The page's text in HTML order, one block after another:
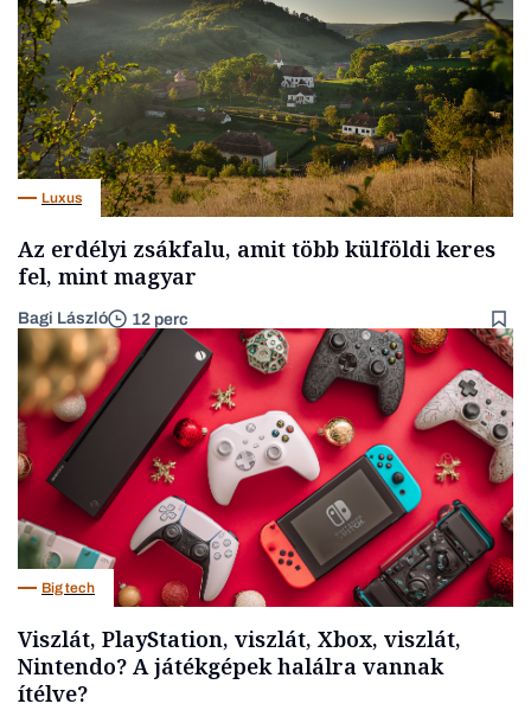
Luxus
Az erdélyi zsákfalu, amit több külföldi keres
fel, mint magyar
Bagi László 12 perc
Big tech
Viszlát, PlayStation, viszlát, Xbox, viszlát,
Nintendo? A játékgépek halálra vannak
ítélve?